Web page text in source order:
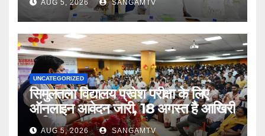
AUG 5, 2026 SANGAMTV
UNCATEGORIZED
सिमुलतला विद्यालय प्रवेश परीक्षा के लिए
ऑनलाइन आवेदन जारी, 18 अगस्त है आखिरी
तारीख
AUG 5, 2026 SANGAMTV